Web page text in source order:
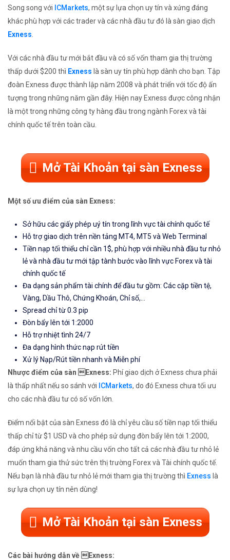
Song song với ICMarkets, một sự lựa chọn uy tín và xứng đáng
khác phù hợp với các trader và các nhà đầu tư đó là sàn giao dịch
Exness.
Với các nhà đầu tư mới bắt đầu và có số vốn tham gia thị trường
thấp dưới $200 thì Exness là sàn uy tín phù hợp dành cho bạn. Tập
đoàn Exness được thành lập năm 2008 và phát triển với tốc độ ấn
tượng trong những năm gần đây. Hiện nay Exness được công nhận
là một trong những công ty hàng đầu trong ngành Forex và tài
chính quốc tế trên toàn cầu.
Mở Tài Khoản tại sàn Exness
Một số ưu điểm của sàn Exness:
Sở hữu các giấy phép uý tín trong lĩnh vực tài chính quốc tế
Hỗ trợ giao dịch trên nền tảng MT4, MT5 và Web Terminal
Tiền nạp tối thiểu chỉ cần 1$, phù hợp với nhiều nhà đầu tư nhỏ
lẻ và nhà đầu tư mới tập tành bước vào lĩnh vực Forex và tài
chính quốc tế
Đa dạng sản phẩm tài chính để đầu tư gồm: Các cặp tiền tệ,
Vàng, Dầu Thô, Chứng Khoán, Chỉ số,...
Spread chỉ từ 0.3 pip
Đòn bẩy lên tới 1:2000
Hỗ trợ nhiệt tình 24/7
Đa dạng hình thức nạp rút tiền
Xử lý Nạp/Rút tiền nhanh và Miễn phí
Nhược điểm của sàn Exness: Phí giao dịch ở Exness chưa phải
là thấp nhất nếu so sánh với ICMarkets, do đó Exness chưa tối ưu
cho các nhà đầu tư có số vốn lớn.
Điểm nổi bật của sàn Exness đó là chỉ yêu cầu số tiền nạp tối thiểu
thấp chỉ từ $1 USD và cho phép sử dụng đòn bẩy lên tới 1:2000,
đáp ứng khả năng và nhu cầu vốn cho tất cả các nhà đầu tư nhỏ lẻ
muốn tham gia thử sức trên thị trường Forex và Tài chính quốc tế.
Nếu bạn là nhà đầu tư nhỏ lẻ mới tham gia thị trường thì Exness là
sự lựa chọn uy tín nên dùng!
Mở Tài Khoản tại sàn Exness
Các bài hướng dẫn về Exness: